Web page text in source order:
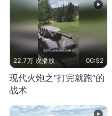
22.7万 次播放 00:52
现代火炮之“打完就跑”的
战术